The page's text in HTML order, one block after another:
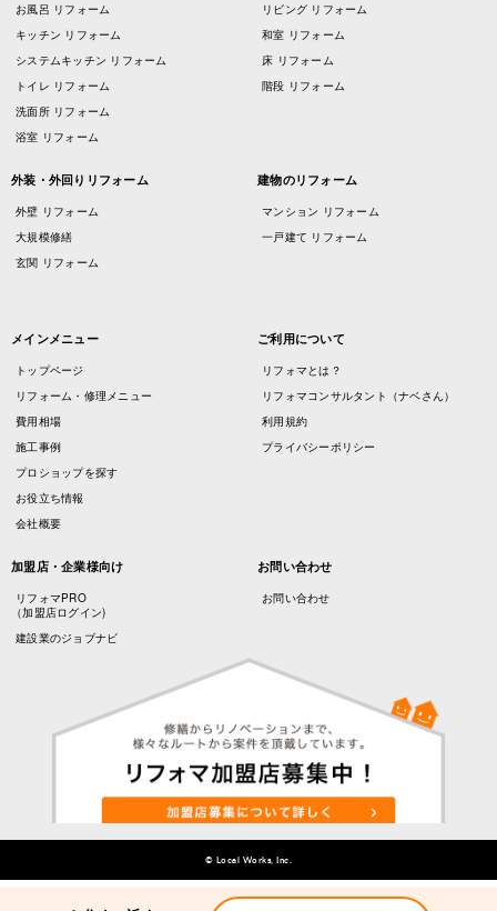
お風呂 リフォーム
キッチン リフォーム
システムキッチン リフォーム
トイレ リフォーム
洗面所 リフォーム
浴室 リフォーム
リビング リフォーム
和室 リフォーム
床 リフォーム
階段 リフォーム
外装・外回りリフォーム
外壁 リフォーム
大規模修繕
玄関 リフォーム
建物のリフォーム
マンション リフォーム
一戸建て リフォーム
メインメニュー
トップページ
リフォーム・修理メニュー
費用相場
施工事例
プロショップを探す
お役立ち情報
会社概要
ご利用について
リフォマとは？
リフォマコンサルタント（ナベさん）
利用規約
プライバシーポリシー
加盟店・企業様向け
リフォマPRO
（加盟店ログイン)
建設業のジョブナビ
お問い合わせ
お問い合わせ
© Local Works, Inc.